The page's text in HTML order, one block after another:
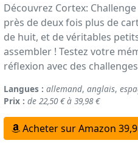
Découvrez Cortex:
près de deux fois plus de
de huit, et de véritables
assembler ! Testez votre
réflexion avec des
Langues : allemand, anglais,
Prix : de 22,50 € à 39,98 €
Acheter sur Amazon